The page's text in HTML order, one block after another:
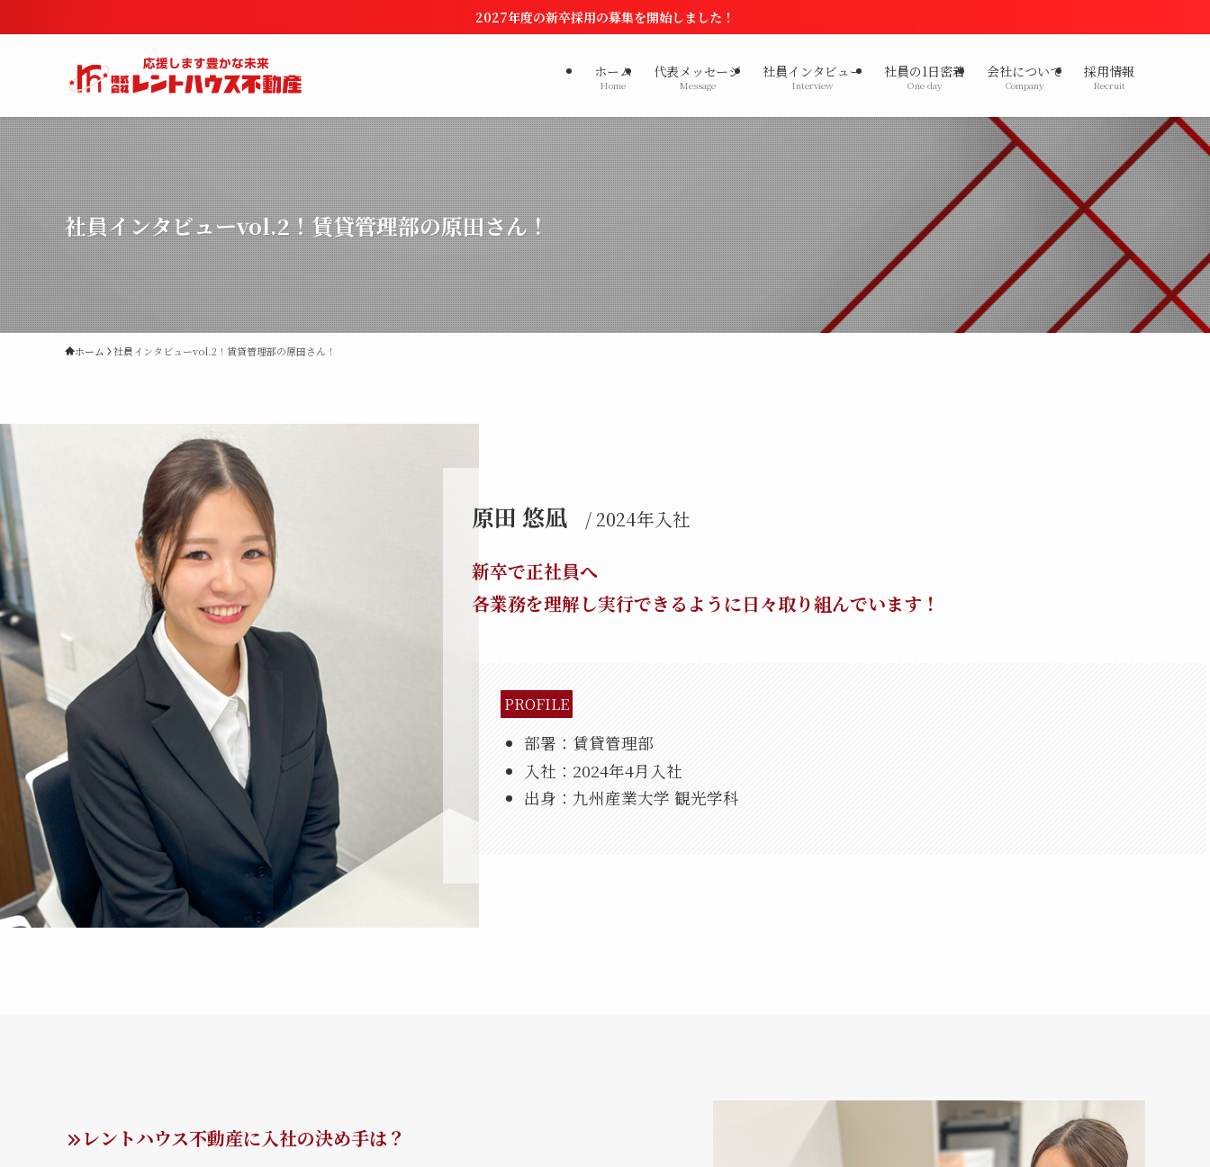
2027年度の新卒採用の募集を開始しました！
ホーム
Home
代表メッセージ
Message
社員インタビュー
Interview
社員の1日密着
One day
会社について
Company
採用情報
Recruit
社員インタビューvol.2！賃貸管理部の原田さん！
ホーム 社員インタビューvol.2！賃貸管理部の原田さん！
原田 悠凪 / 2024年入社
新卒で正社員へ
各業務を理解し実行できるように日々取り組んでいます！
PROFILE
部署：賃貸管理部
入社：2024年4月入社
出身：九州産業大学 観光学科
レントハウス不動産に入社の決め手は？